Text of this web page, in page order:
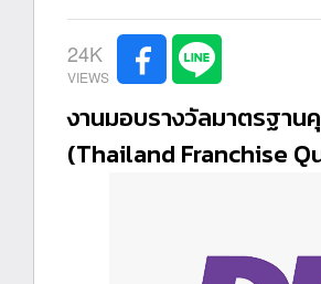
24K
งานมอบรางวัลมาตรฐา
(Thailand Franchise